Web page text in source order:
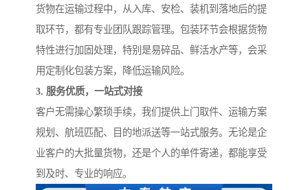
货物在运输过程中，从入库、安检、装机到落地后的提
取环节，都有专业团队跟踪管理。包装环节会根据货物
特性进行加固处理，特别是易碎品、鲜活水产等，会采
用定制化包装方案，降低运输风险。
3. 服务优质，一站式对接
客户无需操心繁琐手续，我们提供上门取件、运输方案
规划、航班匹配、目的地派送等一站式服务。无论是企
业客户的大批量货物，还是个人的单件寄递，都能享受
到及时、专业的响应。